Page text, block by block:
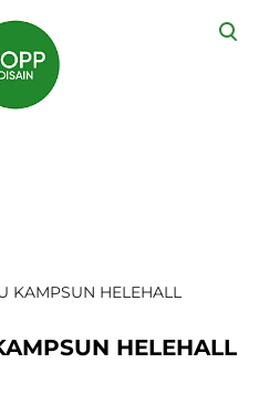
KAMPSUN HELEHALL
HELEHALL